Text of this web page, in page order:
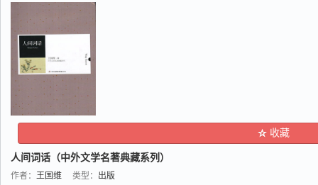
收藏
人间词话（中外文学名著典藏系列）
作者： 王国维 类型： 出版